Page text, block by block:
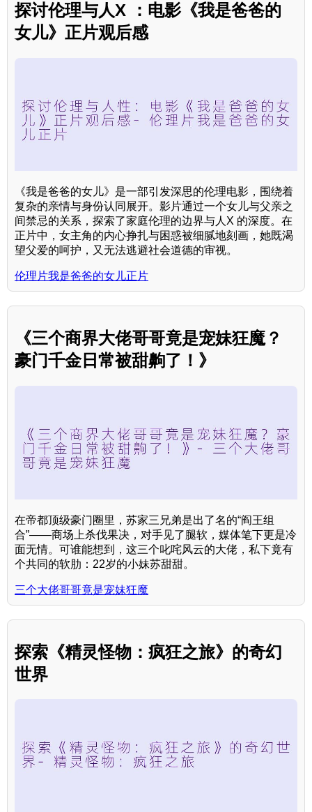
探讨伦理与人X ：电影《我是爸爸的
女儿》正片观后感
《我是爸爸的女儿》是一部引发深思的伦理电影，围绕着
复杂的亲情与身份认同展开。影片通过一个女儿与父亲之
间禁忌的关系，探索了家庭伦理的边界与人X 的深度。在
正片中，女主角的内心挣扎与困惑被细腻地刻画，她既渴
望父爱的呵护，又无法逃避社会道德的审视。
伦理片我是爸爸的女儿正片
《三个商界大佬哥哥竟是宠妹狂魔？
豪门千金日常被甜齁了！》
在帝都顶级豪门圈里，苏家三兄弟是出了名的“阎王组
合”——商场上杀伐果决，对手见了腿软，媒体笔下更是冷
面无情。可谁能想到，这三个叱咤风云的大佬，私下竟有
个共同的软肋：22岁的小妹苏甜甜。
三个大佬哥哥竟是宠妹狂魔
探索《精灵怪物：疯狂之旅》的奇幻
世界